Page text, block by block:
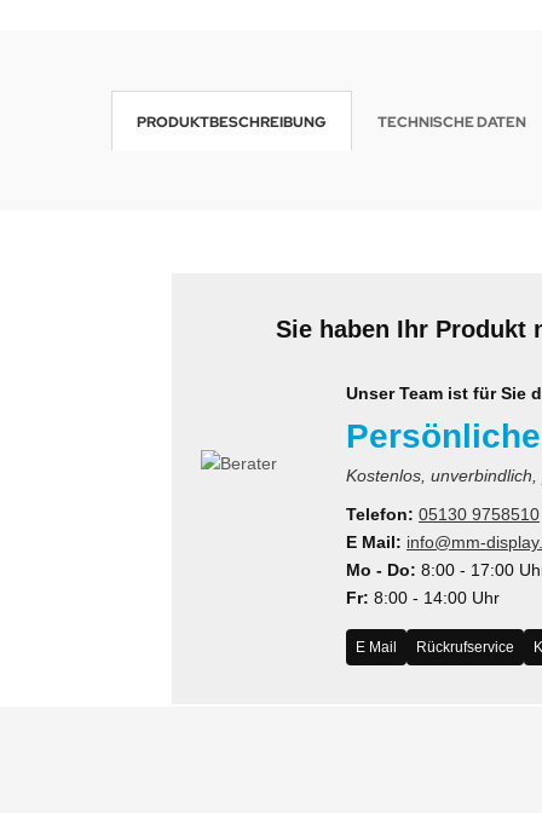
PRODUKTBESCHREIBUNG TECHNISCHE DATEN
Sie haben Ihr Produkt
Unser Team ist für Sie
Kostenlos,
Telefon: 05130 9758510
E Mail: info@mm-
Mo - Do: 8:00 - 17:00
Fr: 8:00 - 14:00 Uhr
E Mail Rückrufservice